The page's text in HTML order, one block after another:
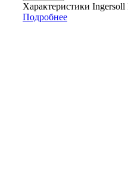
Характеристики
Подробнее